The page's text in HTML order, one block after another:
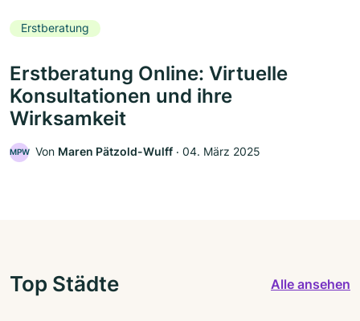
Erstberatung
Erstberatung Online: Virtuelle
Konsultationen und ihre
Wirksamkeit
MPW Von Maren Pätzold-Wulff ‧ 04. März 2025
Top Städte Alle ansehen